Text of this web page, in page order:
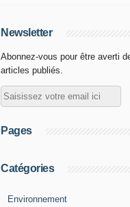
Newsletter
Abonnez-vous pour être averti
articles publiés.
Pages
Catégories
Environnement